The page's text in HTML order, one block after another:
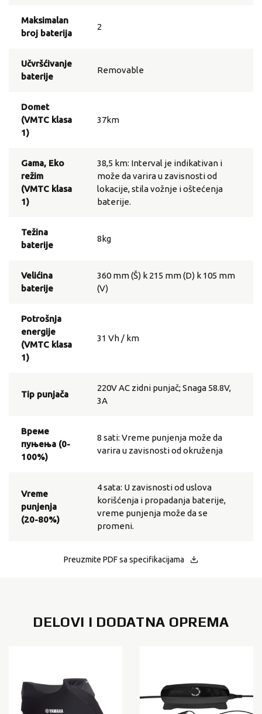
Maksimalan
broj baterija
2
Učvršćivanje
baterije
Removable
Domet
(VMTC klasa
1)
37km
Gama, Eko
režim
(VMTC klasa
1)
38,5 km: Interval je indikativan i
može da varira u zavisnosti od
lokacije, stila vožnje i oštećenja
baterije.
Težina
baterije
8kg
Velićina
baterije
360 mm (Š) k 215 mm (D) k 105 mm
(V)
Potrošnja
energije
(VMTC klasa
1)
31 Vh / km
Tip punjača
220V AC zidni punjač; Snaga 58.8V,
3A
Време
пуњења (0-
100%)
8 sati: Vreme punjenja može da
varira u zavisnosti od okruženja
Vreme
punjenja
(20-80%)
4 sata: U zavisnosti od uslova
korišćenja i propadanja baterije,
vreme punjenja može da se
promeni.
Preuzmite PDF sa specifikacijama
DELOVI I DODATNA OPREMA